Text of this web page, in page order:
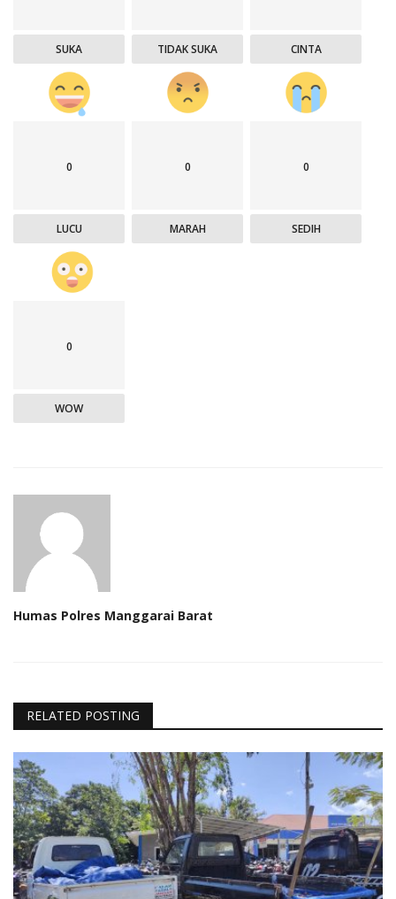
SUKA TIDAK SUKA CINTA
0
LUCU
0
MARAH
0
SEDIH
0
WOW
Humas Polres Manggarai Barat
RELATED POSTING